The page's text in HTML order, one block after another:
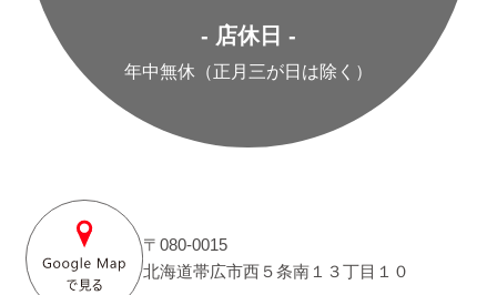
- 店休日 -
年中無休（正月三が日は除く）
〒080-0015
北海道帯広市西５条南１３丁目１０